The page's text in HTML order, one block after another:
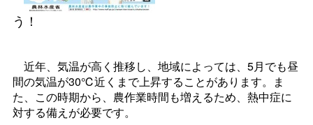
う！
近年、気温が高く推移し、地域によっては、5月でも昼
間の気温が30℃近くまで上昇することがあります。ま
た、この時期から、農作業時間も増えるため、熱中症に
対する備えが必要です。